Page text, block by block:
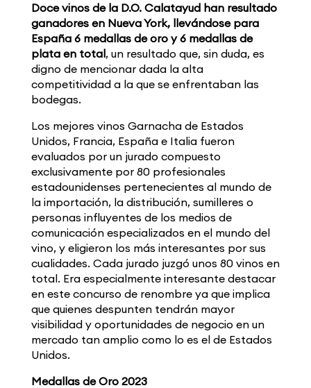
Doce vinos de la D.O. Calatayud han resultado
ganadores en Nueva York, llevándose para
España 6 medallas de oro y 6 medallas de
plata en total, un resultado que, sin duda, es
digno de mencionar dada la alta
competitividad a la que se enfrentaban las
bodegas.
Los mejores vinos Garnacha de Estados
Unidos, Francia, España e Italia fueron
evaluados por un jurado compuesto
exclusivamente por 80 profesionales
estadounidenses pertenecientes al mundo de
la importación, la distribución, sumilleres o
personas influyentes de los medios de
comunicación especializados en el mundo del
vino, y eligieron los más interesantes por sus
cualidades. Cada jurado juzgó unos 80 vinos en
total. Era especialmente interesante destacar
en este concurso de renombre ya que implica
que quienes despunten tendrán mayor
visibilidad y oportunidades de negocio en un
mercado tan amplio como lo es el de Estados
Unidos.
Medallas de Oro 2023